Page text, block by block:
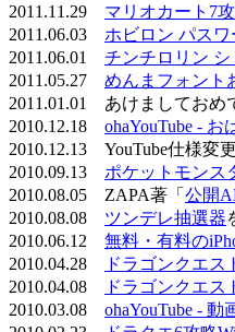
2011.11.29 マリオカート7
2011.06.03 ホビロン パス
2011.06.01 チンチロリン シ
2011.05.27 めんまフォント
2011.01.01 あけましておめ
2010.12.18 ohaYouTube -
2010.12.13 YouTube仕様変
2010.09.13 ポケットモンス
2010.08.05 ZAPA著「 公開
2010.08.08 ツンデレ抽選器
2010.06.12 無料・有料の
2010.04.28
ドラゴンクエス
2010.04.08
ドラゴンクエス
2010.03.08 ohaYouTube -